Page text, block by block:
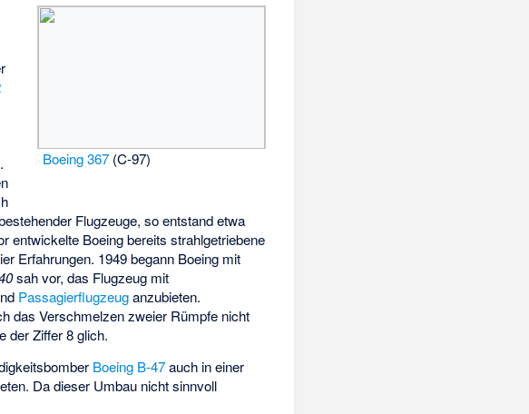
Boeing 367 (C-97)
Flugzeuge, so entstand etwa
entwickelte Boeing bereits strahlgetriebene
Erfahrungen. 1949 begann Boeing mit
sah vor, das Flugzeug mit
Passagierflugzeuganzubieten.
das Verschmelzen zweier Rümpfe nicht
der Ziffer 8 glich.
Boeing B-47auch in einer
Da dieser Umbau nicht sinnvoll